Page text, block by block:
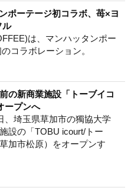
ポーテージ初コラボ、苺×ヨ
ル
は、マンハッタンポー
コラボレーション。
の新商業施設「トーブイコ
ープンへ
、埼玉県草加市の獨協大学
設の「TOBU icourt/トー
加市松原）をオープンす